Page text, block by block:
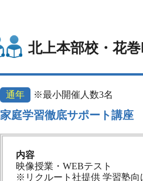
北上本部校・花
通年 ※最小開催人数3名
家庭学習徹底サポート講座
内容
映像授業・WEBテスト
※リクルート社提供 学習塾向